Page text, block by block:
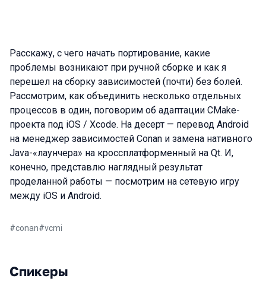
Расскажу, с чего начать портирование, какие
проблемы возникают при ручной сборке и как я
перешел на сборку зависимостей (почти) без болей.
Рассмотрим, как объединить несколько отдельных
процессов в один, поговорим об адаптации CMake-
проекта под iOS / Xcode. На десерт — перевод Android
на менеджер зависимостей Conan и замена нативного
Java-«лаунчера» на кроссплатформенный на Qt. И,
конечно, представлю наглядный результат
проделанной работы — посмотрим на сетевую игру
между iOS и Android.
#conan#vcmi
Спикеры